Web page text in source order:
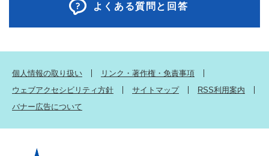
よくある質問と回答
個人情報の取り扱い
リンク・著作権・免責事項
ウェブアクセシビリティ方針
サイトマップ
RSS利用案内
バナー広告について